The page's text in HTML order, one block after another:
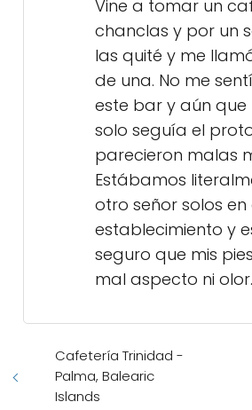
Vine a tomar un
chanclas y por un
las quité y me
de una. No me
este bar y aún
solo seguía el
parecieron malas
Estábamos
otro señor solos en
establecimiento y
seguro que mis
mal aspecto ni olor.
Cafetería Trinidad -
Palma, Balearic
Islands